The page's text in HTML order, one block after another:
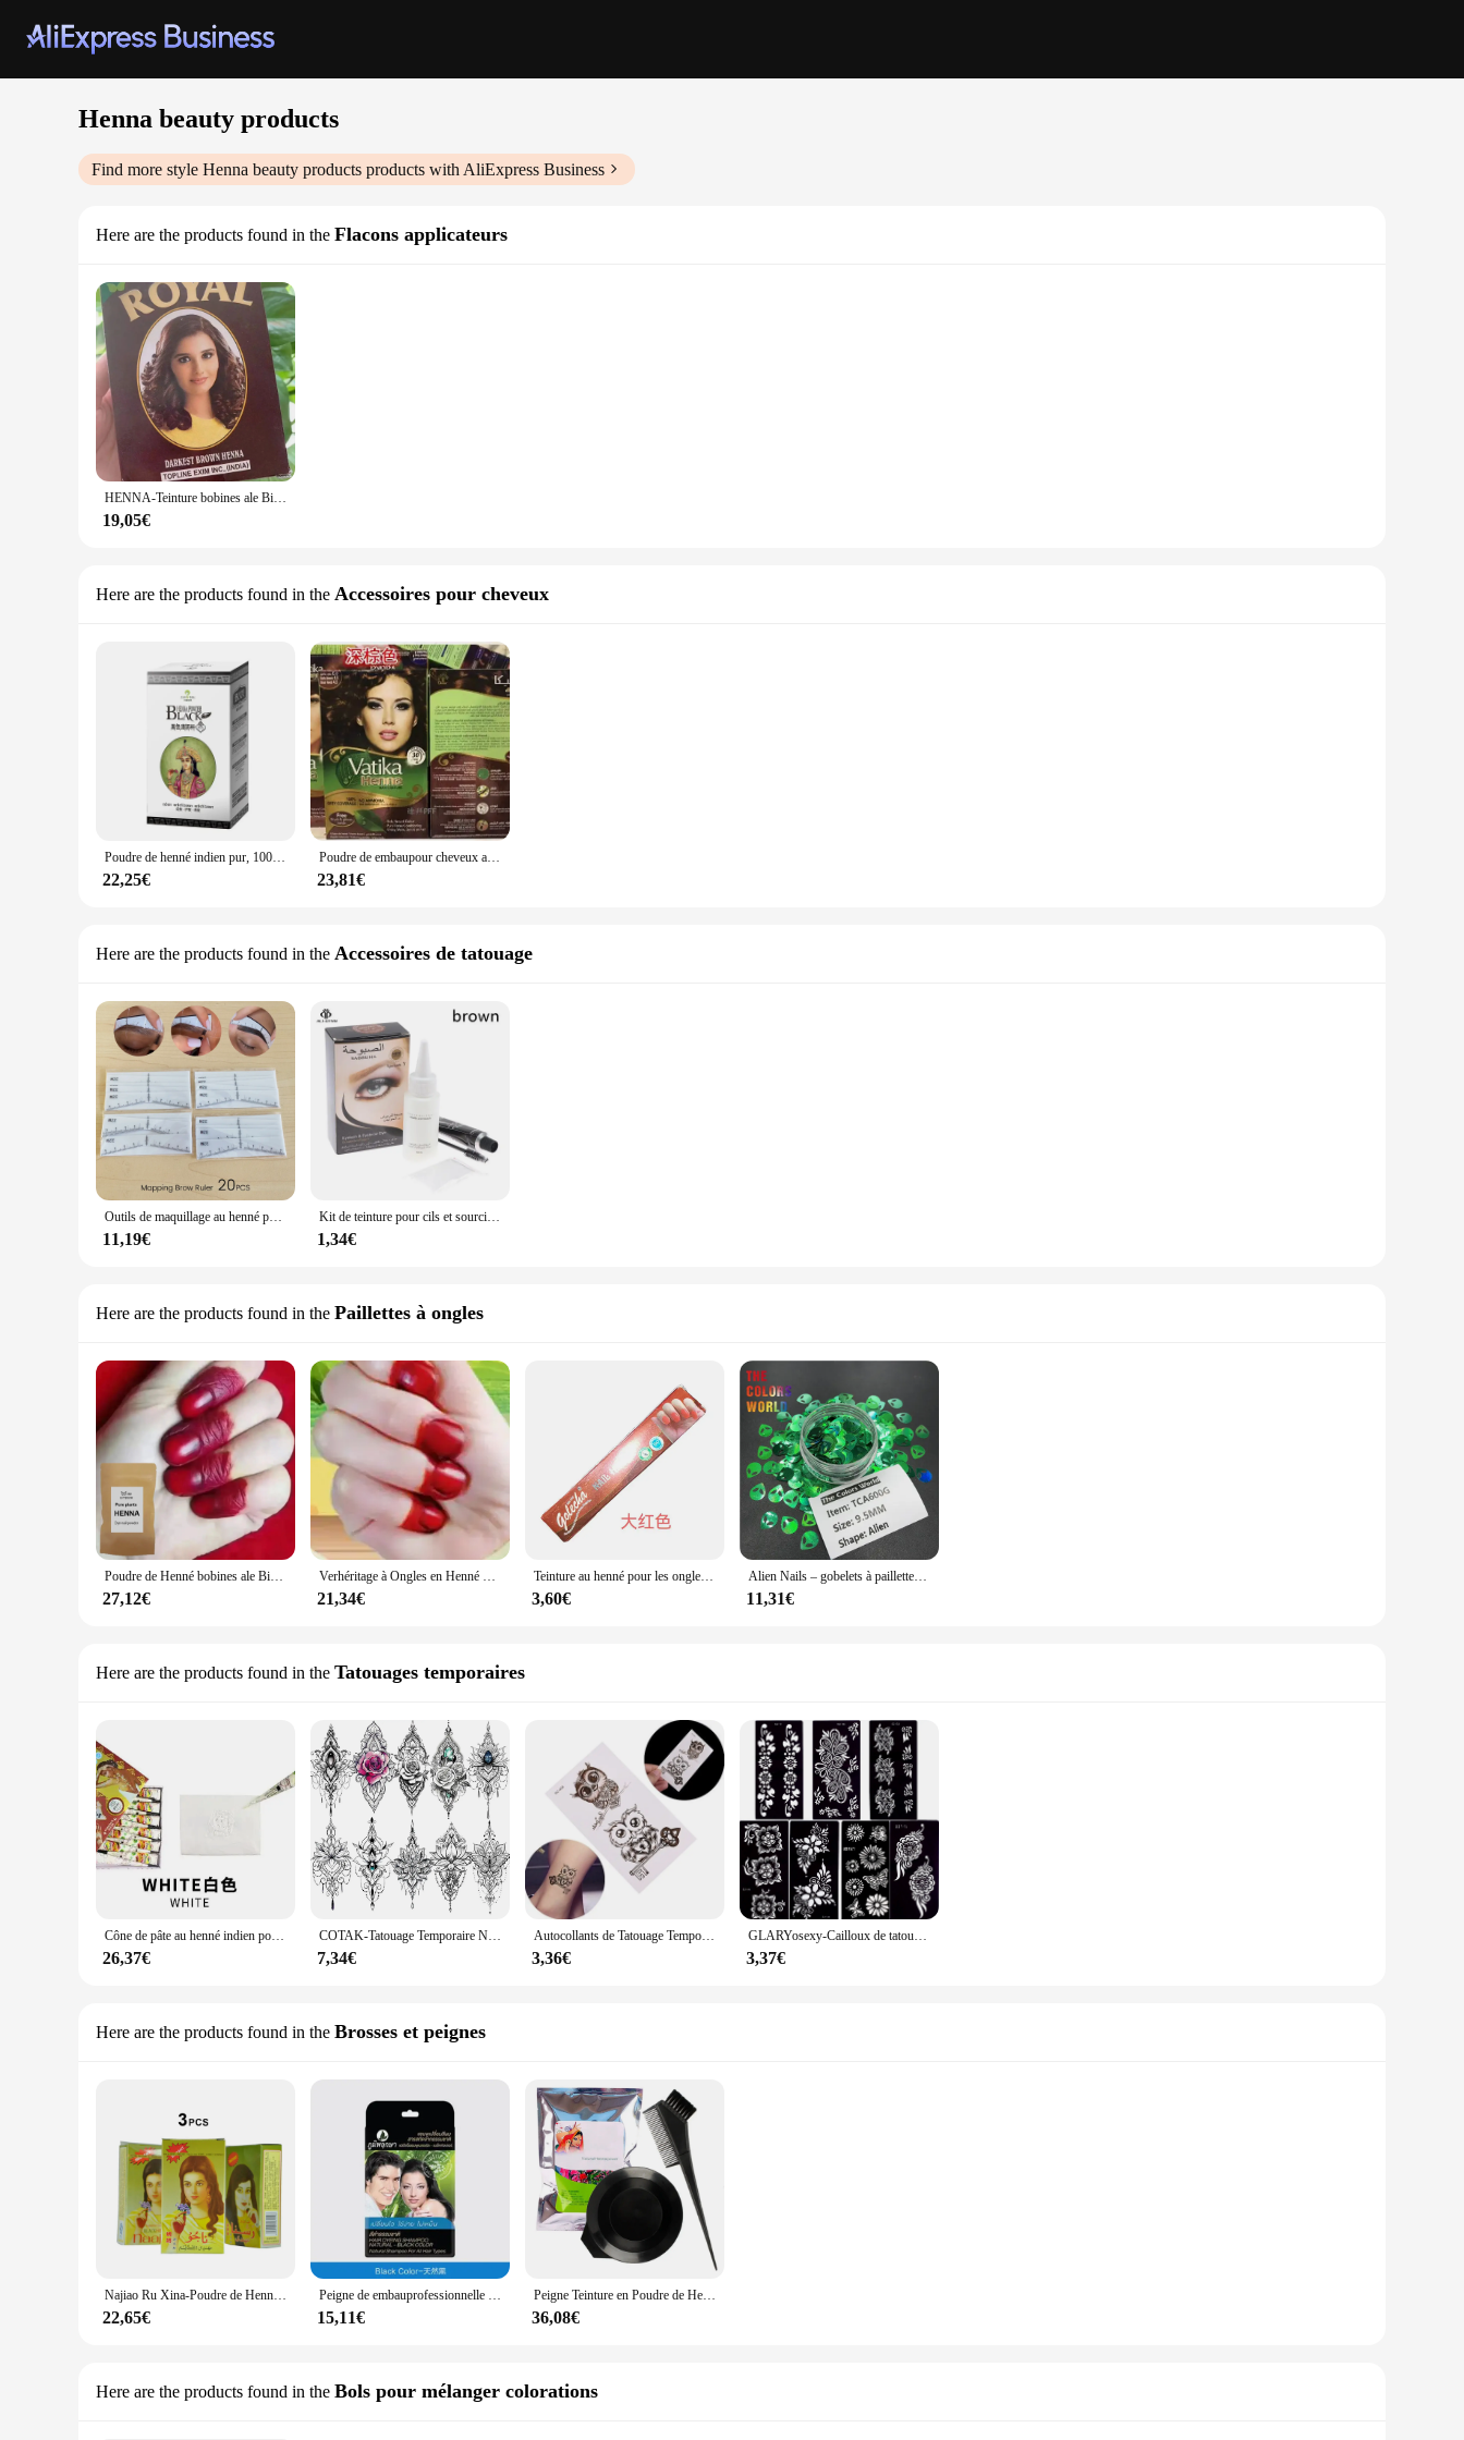
Henna beauty products
Find more style Henna beauty products products with AliExpress Business
Here are the products found in the Flacons applicateurs
HENNA-Teinture bobines ale Biologique pour Cheveux Nourrissant, Brcorporelle Naturel, Couvrant les Cheveux Bruns et Noirs, Soins Capillaires, Boîte de 6x10g
19,05€
Here are the products found in the Accessoires pour cheveux
Poudre de henné indien pur, 100g, embaupour cheveux, noir foncé, brun, couverture, blanc, nourrissant, soins capillaires, indigo
22,25€
Poudre de embaupour cheveux au henné végétal naturel de haute qualité, utilisée pour les sourcils, les cheveux et le maquillage à la maison ou dans les salons de coiffure, provenant d'Inde
23,81€
Here are the products found in the Accessoires de tatouage
Outils de maquillage au henné pour microblading, outils de maquillage saillants, dessin, règle, autocollants, fournitures de tatouage
11,19€
Kit de teinture pour cils et sourcils, série professionnelle, Gel de teinture au henné, marron, noir, Kit de crème, teinture rapide en 15 minutes, facile
1,34€
Here are the products found in the Paillettes à ongles
Poudre de Henné bobines ale Biologique Naturelle, Teinture des Ongles, Vin Rouge Noir pour Sourcils, Outils Nail Art, Couleurs Brillantes Naturelles, 20g
27,12€
Verhéritage à Ongles en Henné Naturel, Fait à la Main, Rose, Vin, Rouge, Marron, Rouge, pour Manucure, Sans Additifs, 40g
21,34€
Teinture au henné pour les ongles, 1 pièce, plante naturelle, coloré, mehndi, pâte de vernis musulman, couleur vive, longue durée, nail art
3,60€
Alien Nails – gobelets à paillettes pour décoration des ongles, henné fait à la main, artisanat, accessoires de Festival, fournitures de fête, TCT-483
11,31€
Here are the products found in the Tatouages temporaires
Cône de pâte au henné indien pour femmes, 12 pièces, blanc, marron, noir, Mehndi, crème pour le corps, peinture, bricolage, dessin en y, pochoir de tatouage
26,37€
COTAK-Tatouage Temporaire Noir Henné pour Femme, Autocollant en Dentelle, Fleur Mandala, Papillon, Rose, Adulte, 10 Feuilles
7,34€
Autocollants de Tatouage Temporaire Mignon Étanche, 1 Feuille, Faux Henné Noir, Art Corporel, Maquillage, Affiche
3,36€
GLARYosexy-Cailloux de tatouage temporaire, tatouage au henné, modèles creux, maquillage longue durée pour le corps, fleur de grande taille, 7 paquets
3,37€
Here are the products found in the Brosses et peignes
Najiao Ru Xina-Poudre de Henné Naturelle Pure, Produits Capillaires, Pollen ImTen, Teinture Capillaire, 3 Pièces
22,65€
Peigne de embauprofessionnelle pour cheveux, brosse indienne, plante naturelle pure, embaupour cheveux au henné, noir, brun clair, brun foncé, vin rouge, couvrant les cheveux blancs
15,11€
Peigne Teinture en Poudre de Henné Indien, Teinture bobines ale Naturelle Pure, Couvre les Cheveux Blancs, Protège et Répare les Cheveux, Noir et Brun, 250g, 500g
36,08€
Here are the products found in the Bols pour mélanger colorations